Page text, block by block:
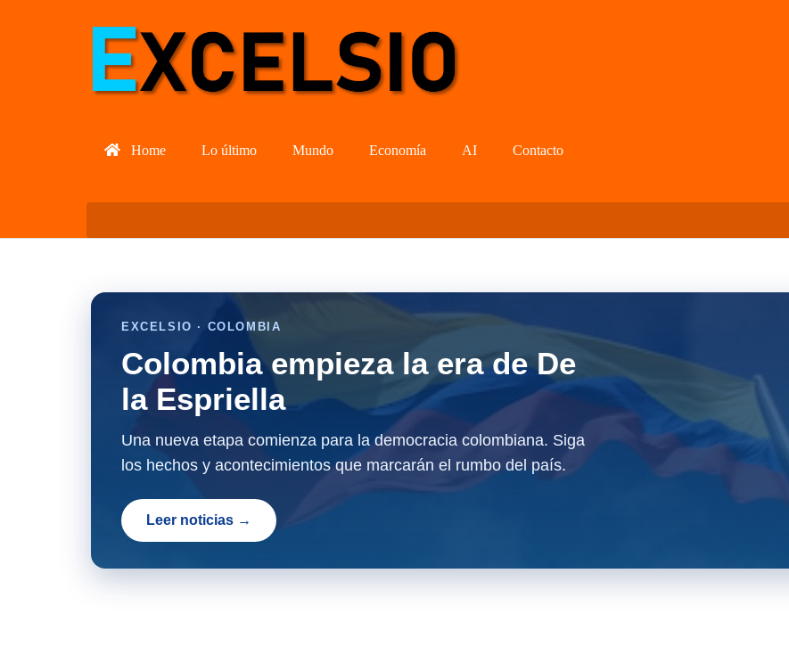
Home Lo último Mundo Economía AI Contacto
EXCELSIO · COLOMBIA
Colombia empieza la era de De
la Espriella
Una nueva etapa comienza para la democracia colombiana. Siga
los hechos y acontecimientos que marcarán el rumbo del país.
Leer noticias →